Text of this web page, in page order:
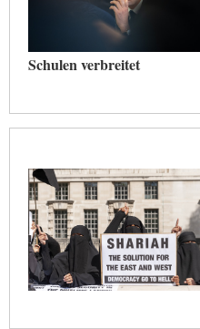
Schulen verbreitet